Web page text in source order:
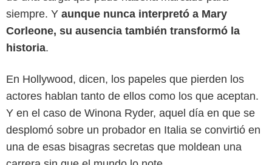
siempre. Y aunque nunca interpretó a Mary
Corleone, su ausencia también transformó la
historia.
En Hollywood, dicen, los papeles que pierden los
actores hablan tanto de ellos como los que aceptan.
Y en el caso de Winona Ryder, aquel día en que se
desplomó sobre un probador en Italia se convirtió en
una de esas bisagras secretas que moldean una